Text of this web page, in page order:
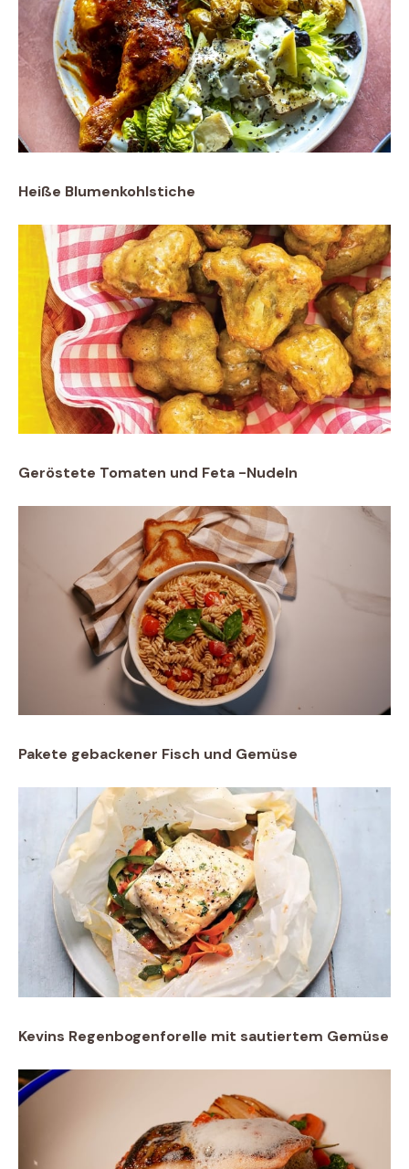
Heiße Blumenkohlstiche
Geröstete Tomaten und Feta -Nudeln
Pakete gebackener Fisch und Gemüse
Kevins Regenbogenforelle mit sautiertem Gemüse